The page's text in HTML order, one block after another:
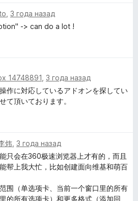
3 года назад
-> can do a lot !
14748891 3 года назад
作に対応しているアドオンを探してい
て頂いております。
炜 3 года назад
只会在360极速浏览器上才有的，而且
帮上我大忙，比如创建面向维基和萌百
围（单选项卡、当前一个窗口里的所有
的所有选项卡）和更多格式（添加回